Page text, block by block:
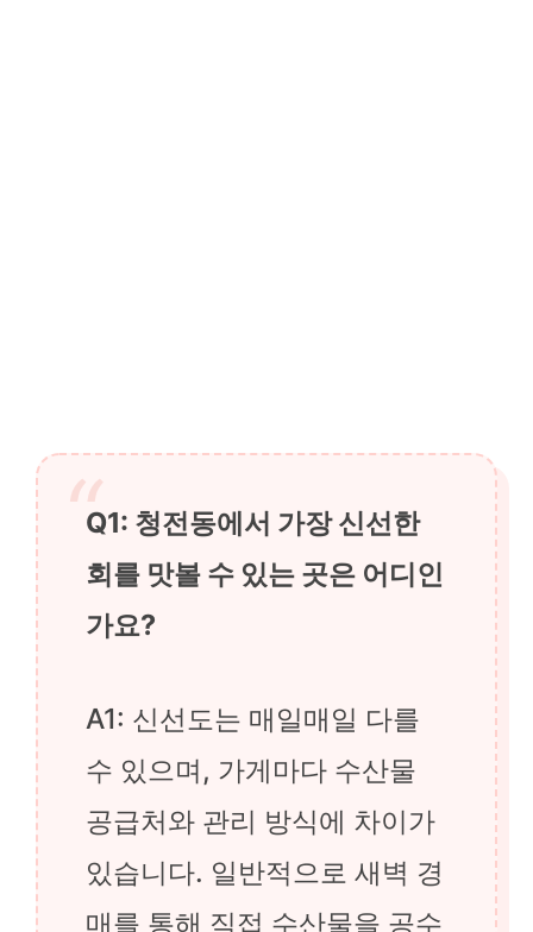
Q1: 청전동에서 가장 신선한
회를 맛볼 수 있는 곳은 어디인
가요?
A1: 신선도는 매일매일 다를
수 있으며, 가게마다 수산물
공급처와 관리 방식에 차이가
있습니다. 일반적으로 새벽 경
매를 통해 직접 수산물을 공수